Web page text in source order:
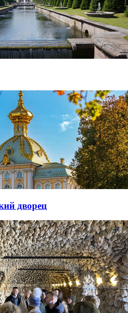
дворец